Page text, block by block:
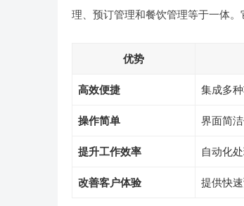
理、预订管理和餐饮管理等于一体。
优势
高效便捷 集成多
操作简单 界面简
提升工作效率 自动化
改善客户体验 提供快